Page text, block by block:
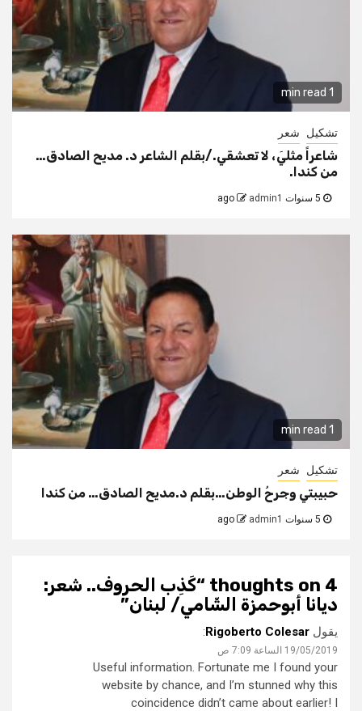
1 min read
تشكيل شعر
شاعراً مثليَ، لا تعشقي./بقلم الشاعر د. مديح الصادق…
من كندا.
admin1
1 min read
تشكيل شعر
حبيبتي وجرحُ الوطن…بقلم د.مديح الصادق… من كندا
admin1
4 thoughts on “
كَذِب الحروف.. شعر:
ديانا أبوحمزة الشّامي/ لبنان”
يقول Rigoberto Colesar
:
19/05/2019 الساعة 7:09 ص
Useful information. Fortunate me I found your
website by chance, and I’m stunned why this
coincidence didn’t came about earlier! I